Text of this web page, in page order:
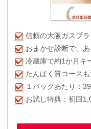
信頼の大阪ガスブラ
おまかせ診断で、あ
冷蔵庫で約1か月キ
たんぱく質コースも
１パックあたり：
お試し特典：初回